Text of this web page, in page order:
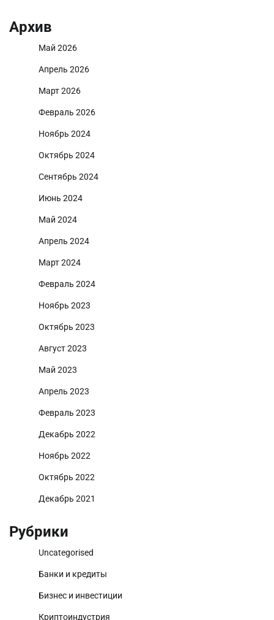
Архив
Май 2026
Апрель 2026
Март 2026
Февраль 2026
Ноябрь 2024
Октябрь 2024
Сентябрь 2024
Июнь 2024
Май 2024
Апрель 2024
Март 2024
Февраль 2024
Ноябрь 2023
Октябрь 2023
Август 2023
Май 2023
Апрель 2023
Февраль 2023
Декабрь 2022
Ноябрь 2022
Октябрь 2022
Декабрь 2021
Рубрики
Uncategorised
Банки и кредиты
Бизнес и инвестиции
Криптоиндустрия